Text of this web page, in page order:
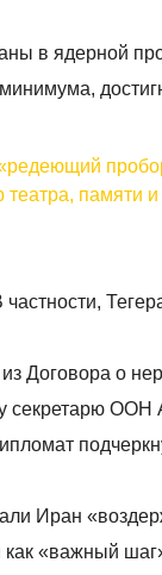
в ядерной
памяти
Договора о
секретарю ООН
Иран
«важный